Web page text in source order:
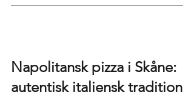
Napolitansk pizza i Skåne:
autentisk italiensk tradition